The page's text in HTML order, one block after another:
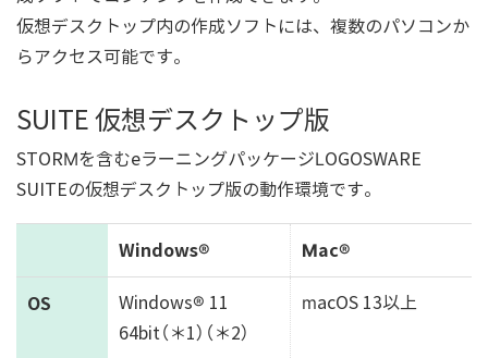
仮想デスクトップ内の作成ソフトには、複数のパソコンか
らアクセス可能です。
SUITE 仮想デスクトップ版
STORMを含むeラーニングパッケージLOGOSWARE
SUITEの仮想デスクトップ版の動作環境です。
Windows® Mac®
OS
Windows® 11
64bit（＊1）（＊2）
macOS 13以上